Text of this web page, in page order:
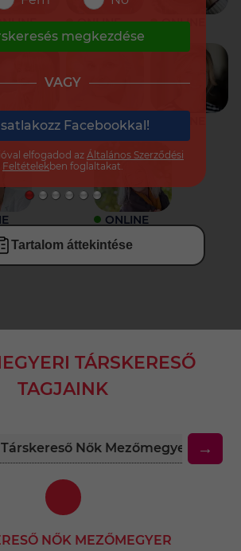
ONLINE ONLINE
ONLINE
ONLINE
Tartalom áttekintése
TÁRSKERESŐ
TAGJAINK
Nők Mezőmegyer →
NŐK MEZŐMEGYER
megkezdése
VAGY
Facebookkal!
elfogadod az Általános Szerződési
Feltételekben foglaltakat.